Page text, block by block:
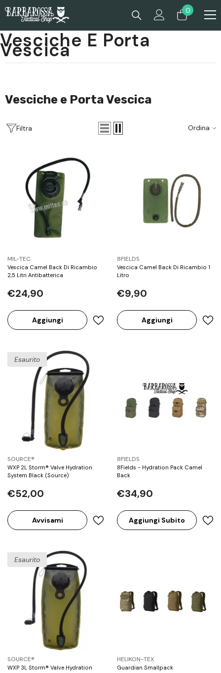
00
prodotti
Vesciche E Porta
Vescica
Vesciche e Porta Vescica
Filtra Ordina
BRAND:
MIL-TEC
Vescica Camel Back Di Ricambio
2,5 Litri Antibatterica
€24,90
Aggiungi
BRAND:
8FIELDS
Vescica Camel Back Di Ricambio 1
Litro
€9,90
Aggiungi
Esaurito
BRAND:
SOURCE®
WXP 2L Storm® Valve Hydration
System Black (Source)
€52,00
Avvisami
BRAND:
8FIELDS
8Fields - Hydration Pack Camel
Back
€34,90
Aggiungi Subito
Esaurito
BRAND:
SOURCE®
WXP 3L Storm® Valve Hydration
BRAND:
HELIKON-TEX
Guardian Smallpack